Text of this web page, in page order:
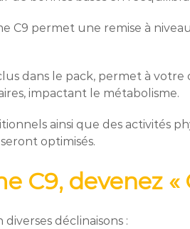
C9 permet une remise à
dans le pack, permet à
impactant le métabolisme.
ainsi que des activités
optimisés.
C9, devenez «
déclinaisons :